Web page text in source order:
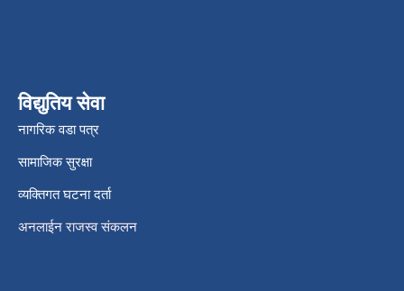
विद्युतिय सेवा
नागरिक वडा पत्र
सामाजिक सुरक्षा
व्यक्तिगत घटना दर्ता
अनलाईन राजस्व संकलन